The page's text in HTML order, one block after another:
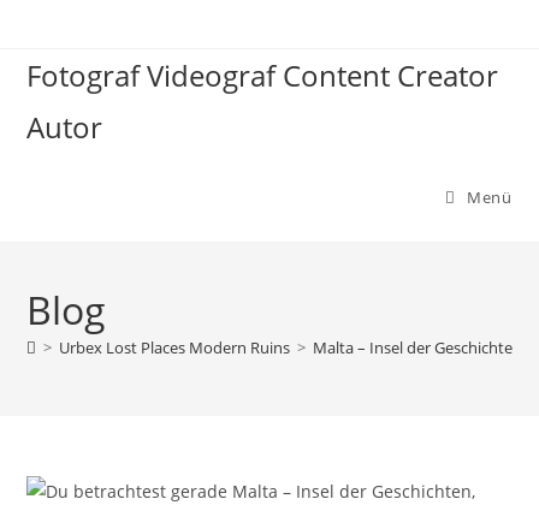
springen
Fotograf Videograf Content Creator
Autor
Menü
Blog
> Urbex Lost Places Modern Ruins > Malta – Insel der Geschichten,